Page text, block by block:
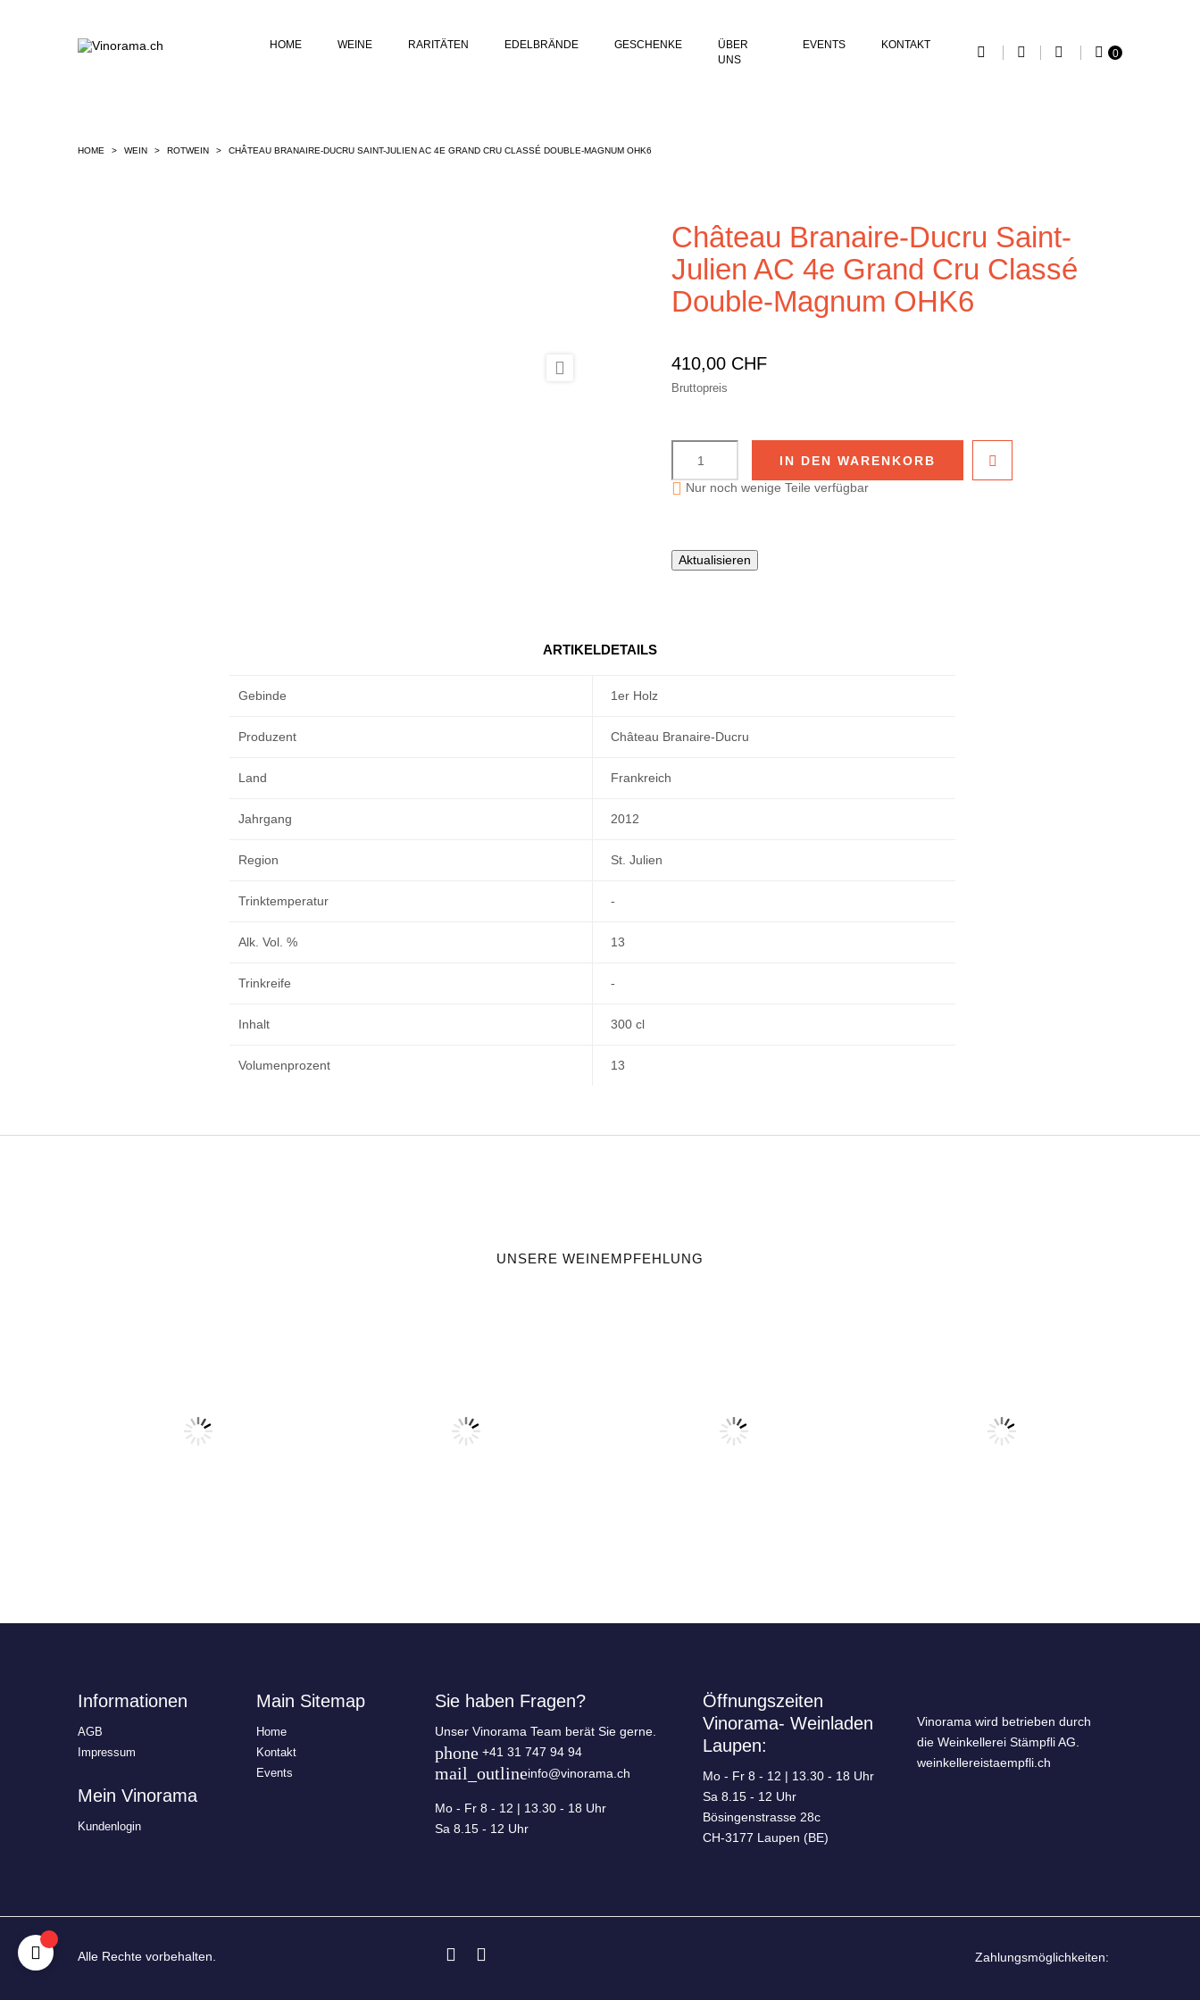
HOME WEINE RARITÄTEN EDELBRÄNDE GESCHENKE
ÜBER
UNS
EVENTS KONTAKT
0
HOME WEIN ROTWEIN CHÂTEAU BRANAIRE-DUCRU SAINT-JULIEN AC 4E GRAND CRU CLASSÉ DOUBLE-MAGNUM OHK6

Château Branaire-Ducru Saint-
Julien AC 4e Grand Cru Classé
Double-Magnum OHK6
410,00 CHF
Bruttopreis
IN DEN WARENKORB
 Nur noch wenige Teile verfügbar
ARTIKELDETAILS
Gebinde 1er Holz
Produzent Château Branaire-Ducru
Land Frankreich
Jahrgang 2012
Region St. Julien
Trinktemperatur -
Alk. Vol. % 13
Trinkreife -
Inhalt 300 cl
Volumenprozent 13
UNSERE WEINEMPFEHLUNG
Informationen
AGB
Impressum
Mein Vinorama
Kundenlogin
Main Sitemap
Home
Kontakt
Events
Sie haben Fragen?
Unser Vinorama Team berät Sie gerne.
phone +41 31 747 94 94
mail_outlineinfo@vinorama.ch
Mo - Fr 8 - 12 | 13.30 - 18 Uhr
Sa 8.15 - 12 Uhr
Öffnungszeiten
Vinorama- Weinladen
Laupen:
Mo - Fr 8 - 12 | 13.30 - 18 Uhr
Sa 8.15 - 12 Uhr
Bösingenstrasse 28c
CH-3177 Laupen (BE)
Vinorama wird betrieben durch
die Weinkellerei Stämpfli AG.
weinkellereistaempfli.ch
Alle Rechte vorbehalten. Zahlungsmöglichkeiten: